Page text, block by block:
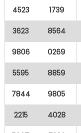
4523 1739
3623 8564
9806 0269
5595 8859
7844 9805
2215 4028